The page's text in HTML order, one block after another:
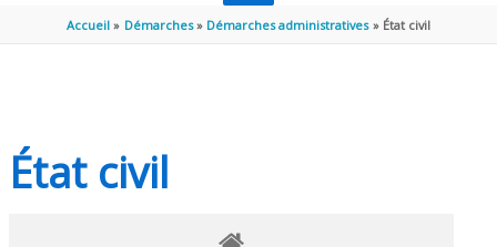
PRINCIPAL
Accueil Démarches Démarches administratives État civil
État civil